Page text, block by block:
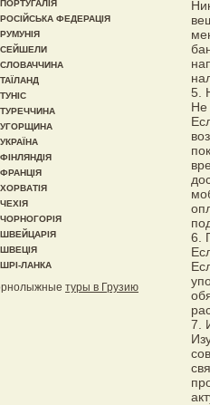
5.
Не
6.
7.
ПОРТУГАЛІЯ
РОСІЙСЬКА ФЕДЕРАЦІЯ
РУМУНІЯ
СЕЙШЕЛИ
СЛОВАЧЧИНА
ТАЇЛАНД
ТУНІС
ТУРЕЧЧИНА
УГОРЩИНА
УКРАЇНА
ФІНЛЯНДІЯ
ФРАНЦІЯ
ХОРВАТІЯ
ЧЕХІЯ
ЧОРНОГОРІЯ
ШВЕЙЦАРІЯ
ШВЕЦІЯ
ШРІ-ЛАНКА
туры в Грузию